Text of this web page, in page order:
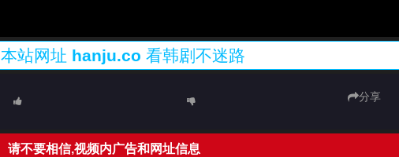
本站网址 hanju.co 看韩剧不迷路
分享
请不要相信,视频内广告和网址信息